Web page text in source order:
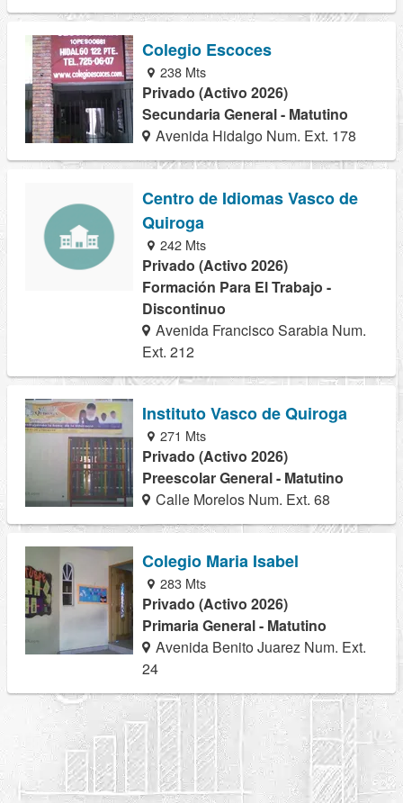
Colegio Escoces
238 Mts
Privado (Activo 2026)
Secundaria General - Matutino
Avenida Hidalgo Num. Ext. 178
Centro de Idiomas Vasco de
Quiroga
242 Mts
Privado (Activo 2026)
Formación Para El Trabajo -
Discontinuo
Avenida Francisco Sarabia Num.
Ext. 212
Instituto Vasco de Quiroga
271 Mts
Privado (Activo 2026)
Preescolar General - Matutino
Calle Morelos Num. Ext. 68
Colegio Maria Isabel
283 Mts
Privado (Activo 2026)
Primaria General - Matutino
Avenida Benito Juarez Num. Ext.
24